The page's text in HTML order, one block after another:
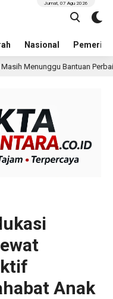
Nasional
Jumat, 07 Agu 2026
11 jam lalu
Anak